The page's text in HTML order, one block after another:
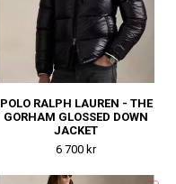
POLO RALPH LAUREN - THE
GORHAM GLOSSED DOWN
JACKET
6 700 kr